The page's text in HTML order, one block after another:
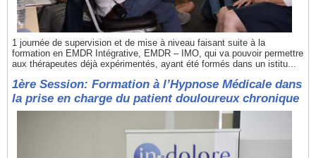
1 journée de supervision et de mise à niveau faisant suite à la
formation en EMDR Intégrative, EMDR – IMO, qui va pouvoir permettre
aux thérapeutes déjà expérimentés, ayant été formés dans un istitu...
1ère Session: Formation à l’Hypnose Médicale dans
la prise en charge du patient douloureux chronique